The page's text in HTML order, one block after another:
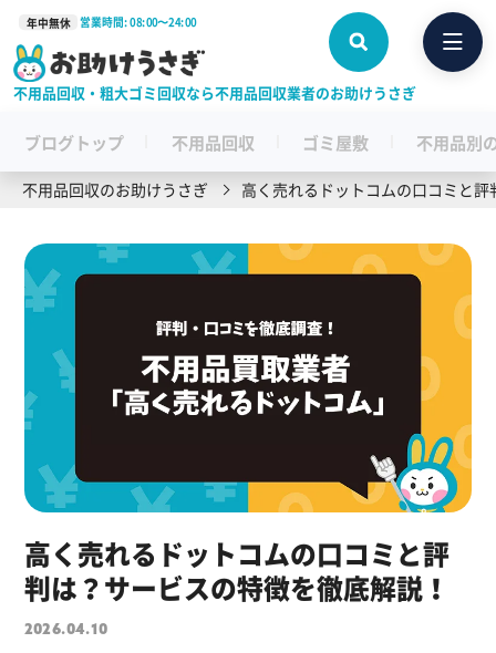
年中無休 営業時間: 08:00〜24:00
不用品回収・粗大ゴミ回収なら不用品回収業者のお助けうさぎ
ブログトップ 不用品回収 ゴミ屋敷 不用品別
不用品回収のお助けうさぎ 高く売れるドットコムの口コミと
高く売れるドットコムの口コミと評
判は？サービスの特徴を徹底解説！
2026.04.10